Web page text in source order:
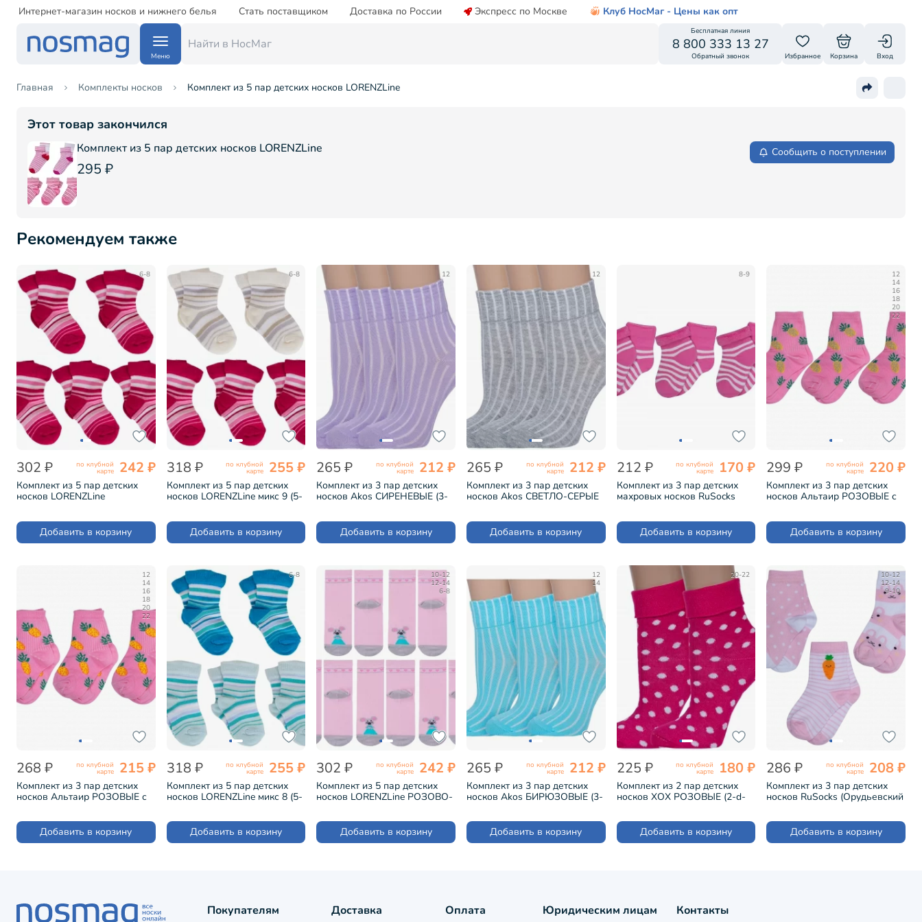
Интернет-магазин носков и нижнего белья Стать поставщиком Доставка по России Экспресс по Москве Клуб НосМаг - Цены как опт
Меню
Бесплатная линия
8 800 333 13 27
Обратный звонок Избранное Корзина Вход
Главная Комплекты носков Комплект из 5 пар детских носков LORENZLine
Этот товар закончился
Комплект из 5 пар детских носков LORENZLine
295 ₽
Сообщить о поступлении
Рекомендуем также
6-8
302 ₽ по клубной
карте 242 ₽
Комплект из 5 пар детских
носков LORENZLine
Добавить в корзину
6-8
318 ₽ по клубной
карте 255 ₽
Комплект из 5 пар детских
носков LORENZLine микс 9 (5-
Добавить в корзину
12
265 ₽ по клубной
карте 212 ₽
Комплект из 3 пар детских
носков Akos СИРЕНЕВЫЕ (3-
Добавить в корзину
12
265 ₽ по клубной
карте 212 ₽
Комплект из 3 пар детских
носков Akos СВЕТЛО-СЕРЫЕ
Добавить в корзину
8-9
212 ₽ по клубной
карте 170 ₽
Комплект из 3 пар детских
махровых носков RuSocks
МАЛИНОВЫЕ (3-Д-109)
Добавить в корзину
12
14
16
18
20
22
299 ₽ по клубной
карте 220 ₽
Комплект из 3 пар детских
носков Альтаир РОЗОВЫЕ с
А225)
Добавить в корзину
12
14
16
18
20
22
268 ₽ по клубной
карте 215 ₽
Комплект из 3 пар детских
носков Альтаир РОЗОВЫЕ с
Добавить в корзину
6-8
318 ₽ по клубной
карте 255 ₽
Комплект из 5 пар детских
носков LORENZLine микс 8 (5-
Добавить в корзину
10-12
12-14
6-8
302 ₽ по клубной
карте 242 ₽
Комплект из 5 пар детских
носков LORENZLine РОЗОВО-
Добавить в корзину
12
14
265 ₽ по клубной
карте 212 ₽
Комплект из 3 пар детских
носков Akos БИРЮЗОВЫЕ (3-
Добавить в корзину
20-22
225 ₽ по клубной
карте 180 ₽
Комплект из 2 пар детских
носков ХОХ РОЗОВЫЕ (2-d-
Добавить в корзину
10-12
12-14
9-10
286 ₽ по клубной
карте 208 ₽
Комплект из 3 пар детских
носков RuSocks (Орудьевский
13792Д)
Добавить в корзину
Покупателям Доставка Оплата Юридическим лицам Контакты